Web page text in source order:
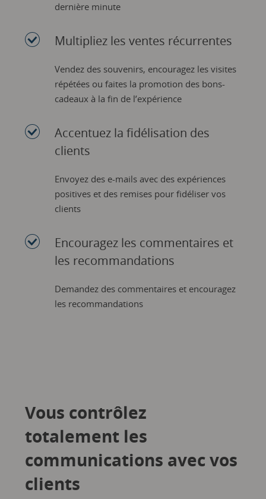
dernière minute
Multipliez les ventes récurrentes
Vendez des souvenirs, encouragez les visites
répétées ou faites la promotion des bons-
cadeaux à la fin de l’expérience
Accentuez la fidélisation des
clients
Envoyez des e-mails avec des expériences
positives et des remises pour fidéliser vos
clients
Encouragez les commentaires et
les recommandations
Demandez des commentaires et encouragez
les recommandations
Vous contrôlez
totalement les
communications avec vos
clients